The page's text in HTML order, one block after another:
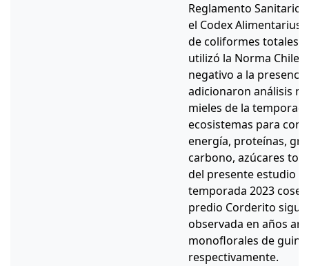
Reglamento Sanitario
el Codex
de coliformes totales
utilizó la Norma
negativo a la
adicionaron análisis
mieles de la
ecosistemas para
energía, proteínas,
carbono, azúcares
del presente estudio
temporada 2023
predio Corderito
observada en años
monoflorales de
respectivamente.